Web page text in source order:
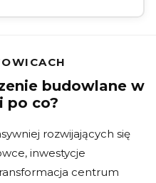
budowlane w
po co?
rozwijających się
inwestycje
centrum